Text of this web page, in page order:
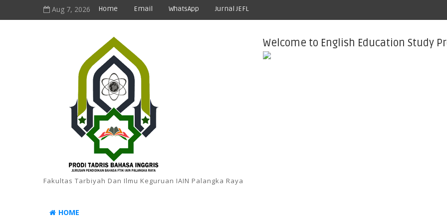
Aug 7, 2026 Home Email WhatsApp Jurnal JEFL
Fakultas Tarbiyah Dan Ilmu Keguruan IAIN Palangka Raya
Welcome to English Education Study
HOME